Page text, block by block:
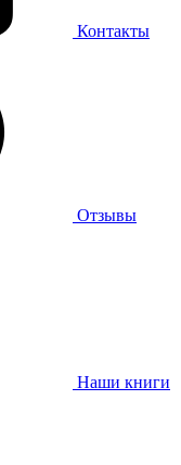
Контакты
Отзывы
Наши книги